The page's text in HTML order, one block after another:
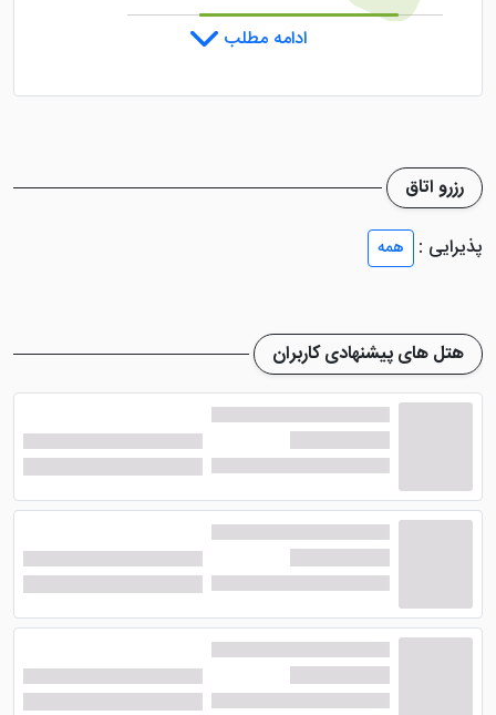
هتل آرامیس تهران
چیده شده ‌اند. اتاق‌ ها به امکاناتی مانند دراور، لوازم
فرنگی و... مجهز می ‌باشند.
رستوران هتل آرامیس تهران
رستورانی را در طبقه‌ ی دوم
هتل طراحی کرده است. رستوران هتل انواع غذاهای ایرانی و
سنتی را سرو می ‌کند. رستوران هتل به دلیل محیط شیک و
رعایت نکات بهداشتی باعث شده تا نظر میهمانان را به خود
جلب کند. هتل با استفاده از کارکنان مجرب پذیرایی و
آشپزهای حرفه‌ ای باعث شده تا کیفیت بالایی داشته باشد.
صبحانه هتل آرامیس تهران
ادامه مطلب
رزرو اتاق
پذیرایی :
همه
هتل های پیشنهادی کاربران